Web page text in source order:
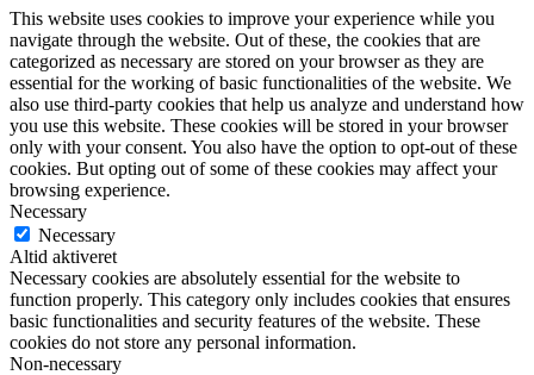
This website uses cookies to improve your experience while you
navigate through the website. Out of these, the cookies that are
categorized as necessary are stored on your browser as they are
essential for the working of basic functionalities of the website. We
also use third-party cookies that help us analyze and understand how
you use this website. These cookies will be stored in your browser
only with your consent. You also have the option to opt-out of these
cookies. But opting out of some of these cookies may affect your
browsing experience.
Necessary
Necessary
Altid aktiveret
Necessary cookies are absolutely essential for the website to
function properly. This category only includes cookies that ensures
basic functionalities and security features of the website. These
cookies do not store any personal information.
Non-necessary